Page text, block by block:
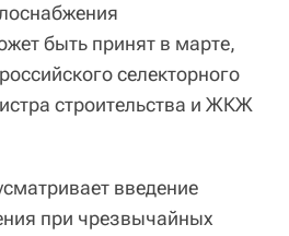
быть принят в марте,
селекторного
строительства и ЖКЖ
введение
при чрезвычайных